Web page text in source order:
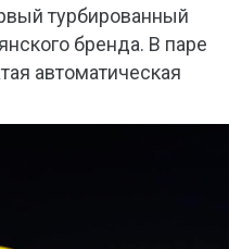
турбированный
бренда. В паре
автоматическая